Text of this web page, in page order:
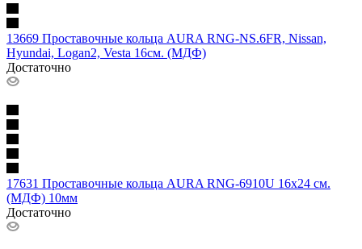
13669 Проставочные кольца AURA RNG-NS.6FR, Nissan,
Hyundai, Logan2, Vesta 16см. (МДФ)
Достаточно
17631 Проставочные кольца AURA RNG-6910U 16х24 см.
(МДФ) 10мм
Достаточно